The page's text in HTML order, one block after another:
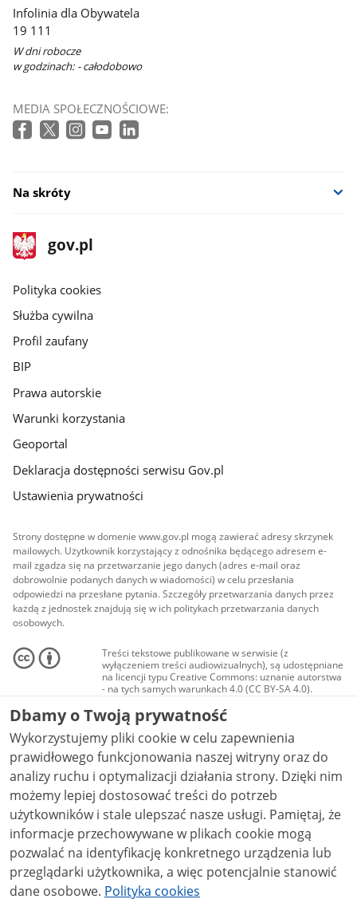
Infolinia dla Obywatela
19 111
W dni robocze
w godzinach: - całodobowo
MEDIA SPOŁECZNOŚCIOWE:
Na skróty
stopka
gov.pl
Strona
gov.pl
gov.pl
Polityka cookies
Służba cywilna
Profil zaufany
BIP
Prawa autorskie
Warunki korzystania
Geoportal
Deklaracja dostępności serwisu Gov.pl
Ustawienia prywatności
Strony dostępne w domenie www.gov.pl mogą zawierać adresy skrzynek
mailowych. Użytkownik korzystający z odnośnika będącego adresem e-
mail zgadza się na przetwarzanie jego danych (adres e-mail oraz
dobrowolnie podanych danych w wiadomości) w celu przesłania
odpowiedzi na przesłane pytania. Szczegóły przetwarzania danych przez
każdą z jednostek znajdują się w ich politykach przetwarzania danych
osobowych.
Treści tekstowe publikowane w serwisie (z
wyłączeniem treści audiowizualnych), są udostępniane
na licencji typu Creative Commons: uznanie autorstwa
- na tych samych warunkach 4.0 (CC BY-SA 4.0).
Materiały audiowizualne, w tym zdjęcia, materiały
audio i wideo, są udostępniane na licencji typu
Creative Commons: uznanie autorstwa użycie
niekomercyjne - bez utworów zależnych 4.0 (CC BY-
NC-ND 4.0), o ile nie jest to stwierdzone inaczej.
Dbamy o Twoją prywatność
Wykorzystujemy pliki cookie w celu zapewnienia
prawidłowego funkcjonowania naszej witryny oraz do
analizy ruchu i optymalizacji działania strony. Dzięki nim
możemy lepiej dostosować treści do potrzeb
użytkowników i stale ulepszać nasze usługi. Pamiętaj, że
informacje przechowywane w plikach cookie mogą
pozwalać na identyfikację konkretnego urządzenia lub
przeglądarki użytkownika, a więc potencjalnie stanowić
dane osobowe. Polityka cookies